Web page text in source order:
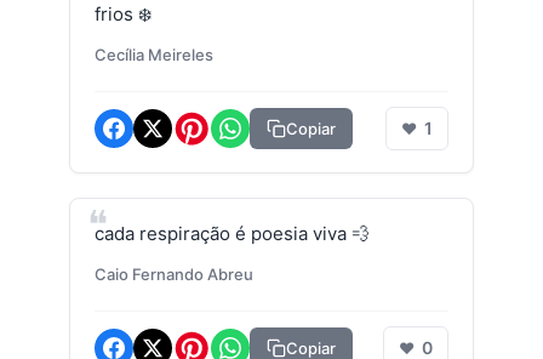
frios ❄️
Cecília Meireles
Copiar ❤ 1
cada respiração é poesia viva 💨
Caio Fernando Abreu
Copiar ❤ 0